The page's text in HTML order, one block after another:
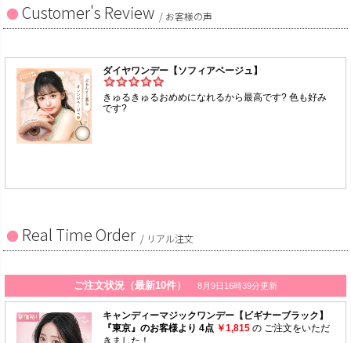
Customer's Review / お客様の声
Real Time Order / リアル注文